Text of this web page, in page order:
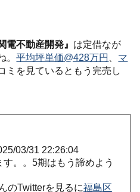
電不動産開発』 は定借なが
。平均坪単価@428万円
マ
ミを見ているともう完売し
03/31 22:26:04
。。5期はもう諦めよう
のTwitterを見るに福島区